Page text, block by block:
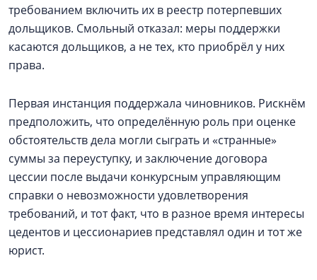
требованием включить их в реестр потерпевших
дольщиков. Смольный отказал: меры поддержки
касаются дольщиков, а не тех, кто приобрёл у них
права.
Первая инстанция поддержала чиновников. Рискнём
предположить, что определённую роль при оценке
обстоятельств дела могли сыграть и «странные»
суммы за переуступку, и заключение договора
цессии после выдачи конкурсным управляющим
справки о невозможности удовлетворения
требований, и тот факт, что в разное время интересы
цедентов и цессионариев представлял один и тот же
юрист.